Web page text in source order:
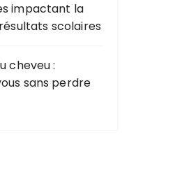
impactant la
scolaires
cheveu :
sans perdre